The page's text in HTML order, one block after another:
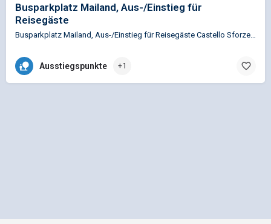
Busparkplatz Mailand, Aus-/Einstieg für
Reisegäste
Ausstiegspunkte +1